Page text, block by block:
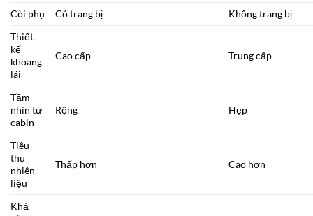
Còi phụ Có trang bị
Không trang bị
Thiết
kế
khoang
lái
Cao cấp Trung cấp
Tầm
nhìn từ
cabin
Rộng Hẹp
Tiêu
thụ
nhiên
liệu
Thấp hơn Cao hơn
Khả